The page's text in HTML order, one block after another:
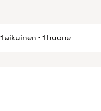
1 aikuinen • 1 huone